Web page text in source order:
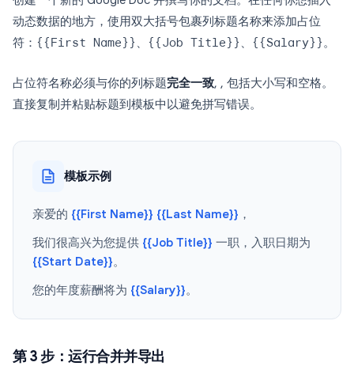
动态数据的地方，使用双大括号包裹列标题名称来添加占位
符： {{First Name}} 、 {{Job Title}} 、 {{Salary}}。
占位符名称必须与你的列标题完全一致, , 包括大小写和空格。
直接复制并粘贴标题到模板中以避免拼写错误。
模板示例
亲爱的 {{First Name}} {{Last Name}} ，
我们很高兴为您提供 {{Job Title}} 一职，入职日期为
{{Start Date}}。
您的年度薪酬将为 {{Salary}}。
第 3 步：运行合并并导出